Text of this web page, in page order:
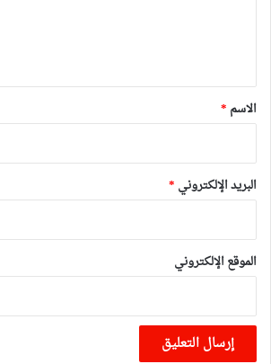
*
الاسم *
البريد الإلكتروني *
الموقع الإلكتروني